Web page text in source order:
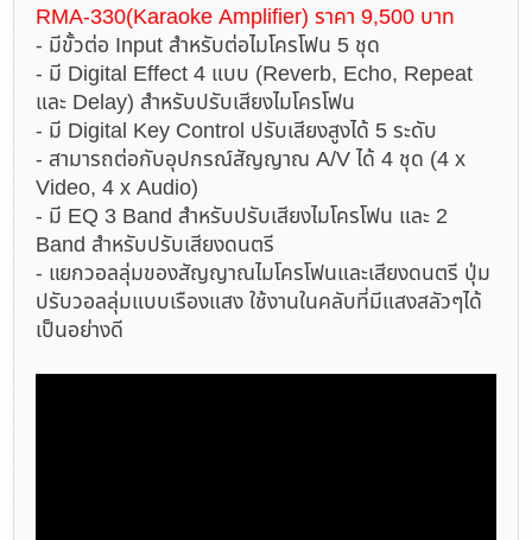
RMA-330(Karaoke Amplifier) ราคา 9,500 บาท
- มีขั้วต่อ Input สำหรับต่อไมโครโฟน 5 ชุด
- มี Digital Effect 4 แบบ (Reverb, Echo, Repeat
และ Delay) สำหรับปรับเสียงไมโครโฟน
- มี Digital Key Control ปรับเสียงสูงได้ 5 ระดับ
- สามารถต่อกับอุปกรณ์สัญญาณ A/V ได้ 4 ชุด (4 x
Video, 4 x Audio)
- มี EQ 3 Band สำหรับปรับเสียงไมโครโฟน และ 2
Band สำหรับปรับเสียงดนตรี
- แยกวอลลุ่มของสัญญาณไมโครโฟนและเสียงดนตรี ปุ่ม
ปรับวอลลุ่มแบบเรืองแสง ใช้งานในคลับที่มีแสงสลัวๆได้
เป็นอย่างดี